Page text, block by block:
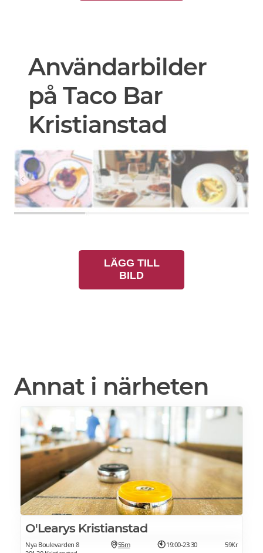
Användarbilder
på Taco Bar
Kristianstad
LÄGG TILL
BILD
Annat i närheten
O'Learys Kristianstad
Nya Boulevarden 8
55m 19:00-23:30 59Kr